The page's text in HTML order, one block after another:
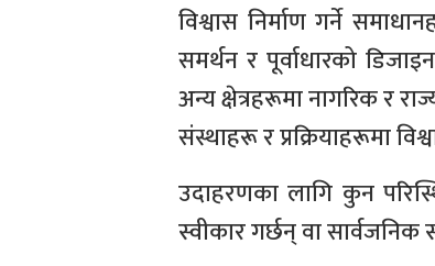
विश्वास निर्माण गर्ने
समर्थन र पूर्वाधारको
अन्य क्षेत्रहरूमा नागरिक र
संस्थाहरू र प्रक्रियाहरूमा
उदाहरणका लागि कुन
स्वीकार गर्छन् वा